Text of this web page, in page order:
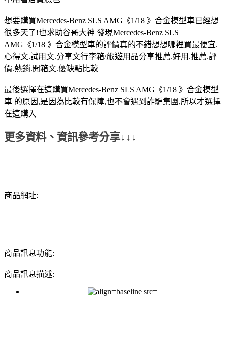
想要購買Mercedes-Benz SLS AMG《1/18 》合金模型車已經想
很多天了!也求助谷哥大神 發現Mercedes-Benz SLS
AMG《1/18 》合金模型車的評價真的不錯想想哪裡買最便宜.
心得文.試用文.分享文行李箱/旅遊用品分享推薦.好用.推薦.評
價.熱銷.開箱文.優缺點比較
最後選擇在這購買Mercedes-Benz SLS AMG《1/18 》合金模型
車 的原因,是因為比較有保障,也不會遇到詐騙集團,所以才選擇
在這購入
更多資料、資訊參考分享↓↓↓
商品網址:
商品訊息功能:
商品訊息描述: